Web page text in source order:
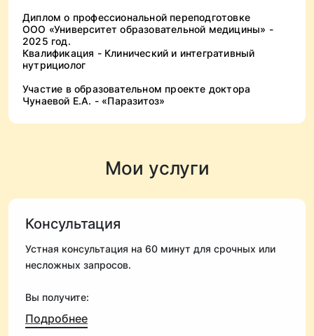
Диплом о профессиональной переподготовке
ООО «Университет образовательной медицины» -
2025 год.
Квалификация - Клинический и интегративный
нутрициолог
Участие в образовательном проекте доктора
Чунаевой Е.А. - «Паразитоз»
Мои услуги
Консультация
Устная консультация на 60 минут для срочных или
несложных запросов.
Вы получите:
· понятные устные рекомендации по питанию;
Подробнее